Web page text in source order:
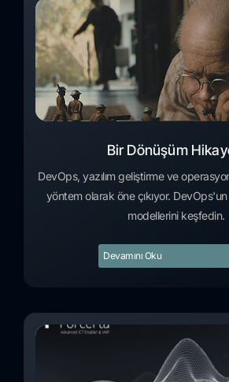
Bir Dönüşüm
DevOps, yazılım geliştirme ve
yöntem olarak öne çıkıyor.
modellerini keşfedin.
Devamını Oku